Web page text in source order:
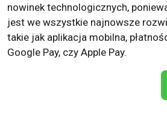
nowinek technologicznych,
jest we wszystkie najnowsze
takie jak aplikacja mobilna,
Google Pay, czy Apple Pay.